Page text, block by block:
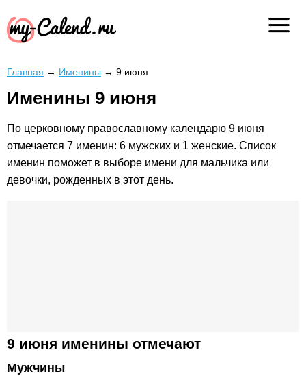
Главная → Именины → 9 июня
Именины 9 июня
По церковному православному календарю 9 июня
отмечается 7 именин: 6 мужских и 1 женские. Список
именин поможет в выборе имени для мальчика или
девочки, рожденных в этот день.
9 июня именины отмечают
Мужчины